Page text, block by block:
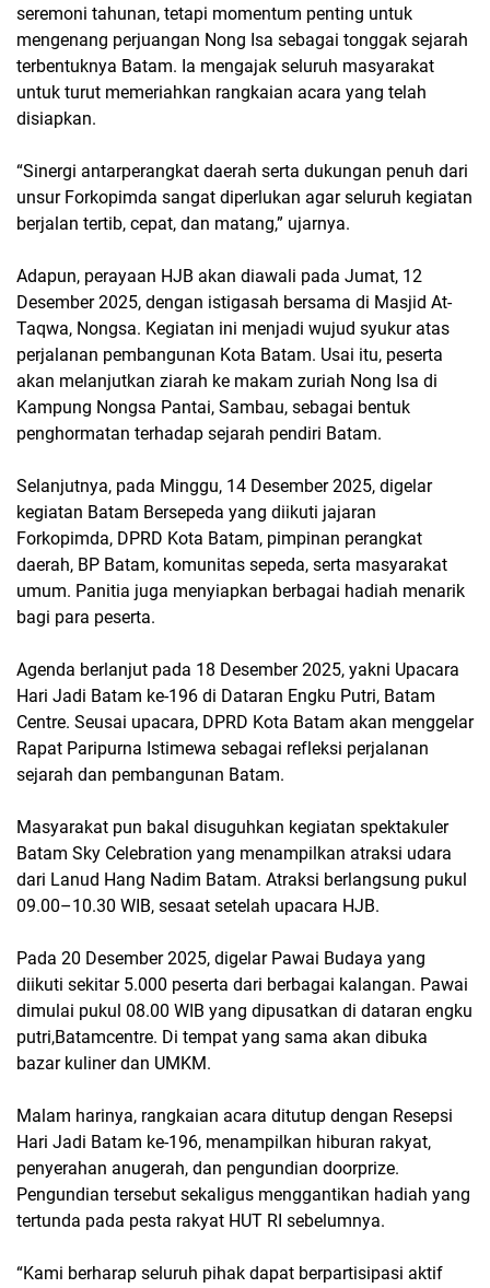
seremoni tahunan, tetapi momentum penting untuk
mengenang perjuangan Nong Isa sebagai tonggak sejarah
terbentuknya Batam. Ia mengajak seluruh masyarakat
untuk turut memeriahkan rangkaian acara yang telah
disiapkan.
“Sinergi antarperangkat daerah serta dukungan penuh dari
unsur Forkopimda sangat diperlukan agar seluruh kegiatan
berjalan tertib, cepat, dan matang,” ujarnya.
Adapun, perayaan HJB akan diawali pada Jumat, 12
Desember 2025, dengan istigasah bersama di Masjid At-
Taqwa, Nongsa. Kegiatan ini menjadi wujud syukur atas
perjalanan pembangunan Kota Batam. Usai itu, peserta
akan melanjutkan ziarah ke makam zuriah Nong Isa di
Kampung Nongsa Pantai, Sambau, sebagai bentuk
penghormatan terhadap sejarah pendiri Batam.
Selanjutnya, pada Minggu, 14 Desember 2025, digelar
kegiatan Batam Bersepeda yang diikuti jajaran
Forkopimda, DPRD Kota Batam, pimpinan perangkat
daerah, BP Batam, komunitas sepeda, serta masyarakat
umum. Panitia juga menyiapkan berbagai hadiah menarik
bagi para peserta.
Agenda berlanjut pada 18 Desember 2025, yakni Upacara
Hari Jadi Batam ke-196 di Dataran Engku Putri, Batam
Centre. Seusai upacara, DPRD Kota Batam akan menggelar
Rapat Paripurna Istimewa sebagai refleksi perjalanan
sejarah dan pembangunan Batam.
Masyarakat pun bakal disuguhkan kegiatan spektakuler
Batam Sky Celebration yang menampilkan atraksi udara
dari Lanud Hang Nadim Batam. Atraksi berlangsung pukul
09.00–10.30 WIB, sesaat setelah upacara HJB.
Pada 20 Desember 2025, digelar Pawai Budaya yang
diikuti sekitar 5.000 peserta dari berbagai kalangan. Pawai
dimulai pukul 08.00 WIB yang dipusatkan di dataran engku
putri,Batamcentre. Di tempat yang sama akan dibuka
bazar kuliner dan UMKM.
Malam harinya, rangkaian acara ditutup dengan Resepsi
Hari Jadi Batam ke-196, menampilkan hiburan rakyat,
penyerahan anugerah, dan pengundian doorprize.
Pengundian tersebut sekaligus menggantikan hadiah yang
tertunda pada pesta rakyat HUT RI sebelumnya.
“Kami berharap seluruh pihak dapat berpartisipasi aktif